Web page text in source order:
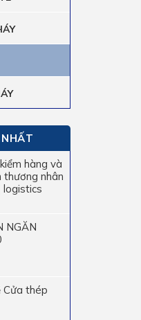
hàng và
thương nhân
logistics
NGĂN
Cửa thép